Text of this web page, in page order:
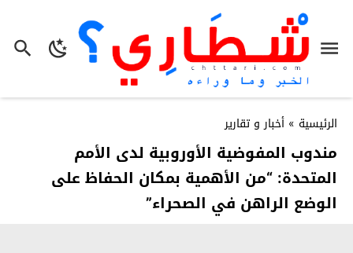
الرئيسية » أخبار و تقارير
مندوب المفوضية الأوروبية لدى الأمم
المتحدة: “من الأهمية بمكان الحفاظ على
الوضع الراهن في الصحراء”